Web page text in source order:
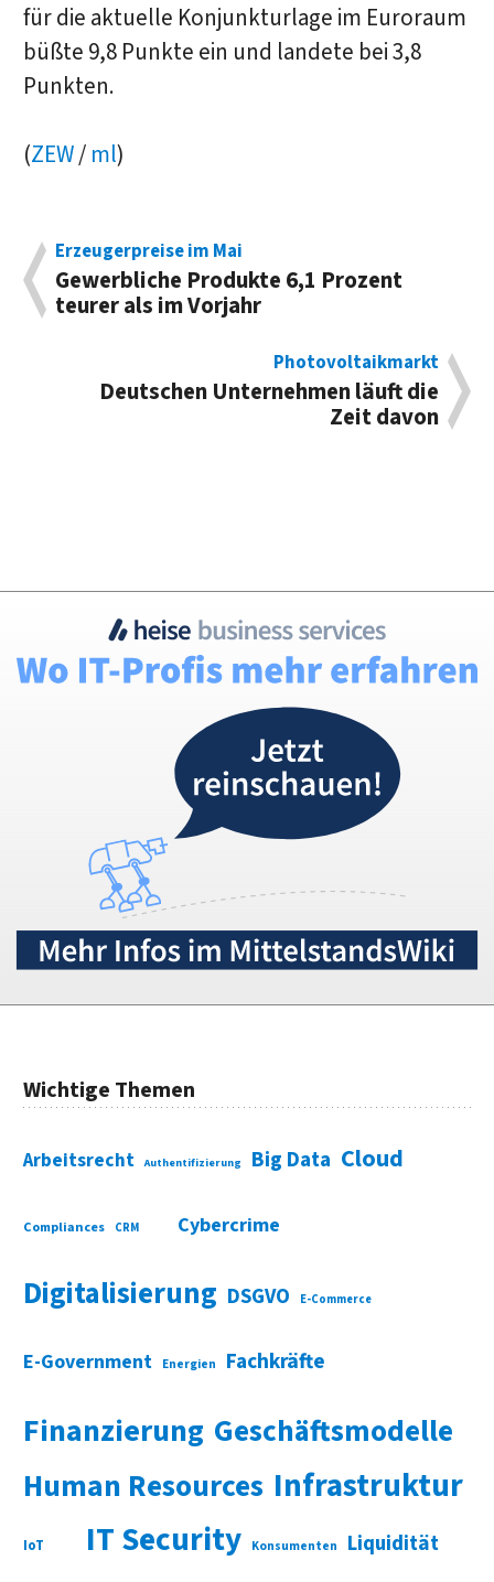
für die aktuelle Konjunkturlage im Euroraum
büßte 9,8 Punkte ein und landete bei 3,8
Punkten.
(ZEW/ ml)
Erzeugerpreise im Mai
Gewerbliche Produkte 6,1 Prozent
teurer als im Vorjahr
Photovoltaikmarkt
Deutschen Unternehmen läuft die
Zeit davon
Wichtige Themen
Arbeitsrecht Authentifizierung Big Data Cloud
Compliances CRM Cybercrime
Digitalisierung DSGVO E-Commerce
E-Government Energien Fachkräfte
Finanzierung Geschäftsmodelle
Human Resources Infrastruktur
IoT IT Security Konsumenten Liquidität